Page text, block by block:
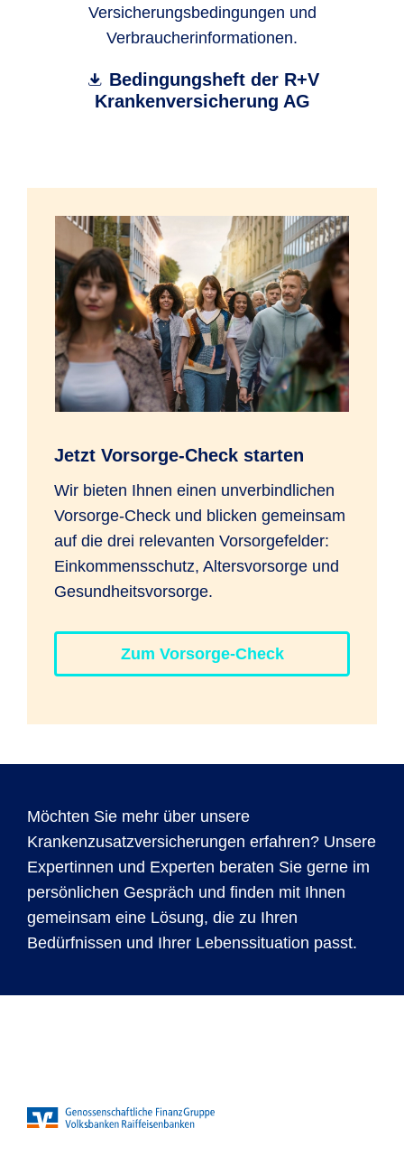
Versicherungsbedingungen und
Verbraucherinformationen.
Bedingungsheft der R+V
Krankenversicherung AG
Jetzt Vorsorge-Check starten
Wir bieten Ihnen einen unverbindlichen
Vorsorge-Check und blicken gemeinsam
auf die drei relevanten Vorsorgefelder:
Einkommensschutz, Altersvorsorge und
Gesundheitsvorsorge.
Zum Vorsorge-Check
Möchten Sie mehr über unsere
Krankenzusatzversicherungen erfahren? Unsere
Expertinnen und Experten beraten Sie gerne im
persönlichen Gespräch und finden mit Ihnen
gemeinsam eine Lösung, die zu Ihren
Bedürfnissen und Ihrer Lebenssituation passt.